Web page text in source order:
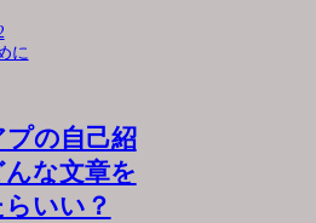
に
の自己紹
な文章を
いい？